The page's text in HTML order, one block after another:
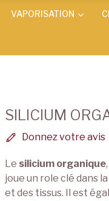
VAPORISATION
SILICIUM
Donnez votre avis
Le silicium organique
joue un role clé dans
et des tissus. Il est